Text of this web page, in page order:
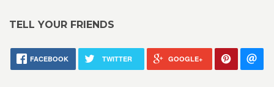
TELL YOUR FRIENDS
FACEBOOK TWITTER GOOGLE+